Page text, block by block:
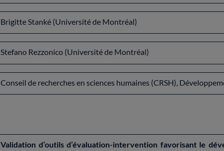
Brigitte Stanké (Université de Montréal)
Stefano Rezzonico (Université de Montréal)
Conseil de recherches en sciences humaines (CRSH),
Validation d’outils d’évaluation-intervention favorisant le